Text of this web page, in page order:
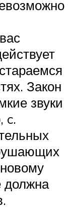
Закон
звуки
c.
должна